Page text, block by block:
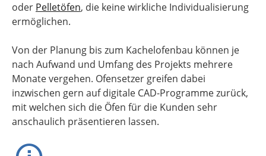
oder Pelletöfen, die keine wirkliche Individualisierung
ermöglichen.
Von der Planung bis zum Kachelofenbau können je
nach Aufwand und Umfang des Projekts mehrere
Monate vergehen. Ofensetzer greifen dabei
inzwischen gern auf digitale CAD-Programme zurück,
mit welchen sich die Öfen für die Kunden sehr
anschaulich präsentieren lassen.